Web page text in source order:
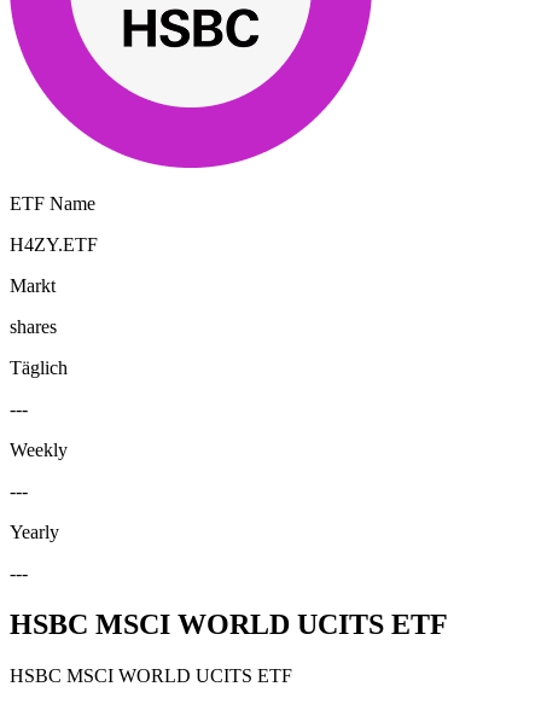
ETF Name
H4ZY.ETF
Markt
shares
Täglich
---
Weekly
---
Yearly
---
HSBC MSCI WORLD UCITS ETF
HSBC MSCI WORLD UCITS ETF